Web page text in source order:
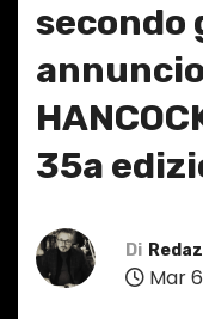
secondo
35a
Di
Mar